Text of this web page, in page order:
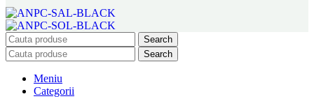
Search
Search
Meniu
Categorii